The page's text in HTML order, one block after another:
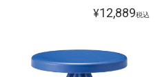
¥12,889税込